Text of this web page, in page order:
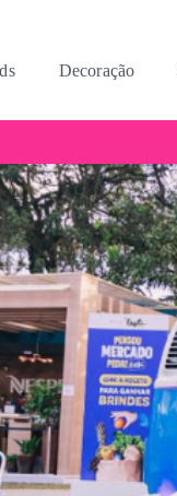
Decoração